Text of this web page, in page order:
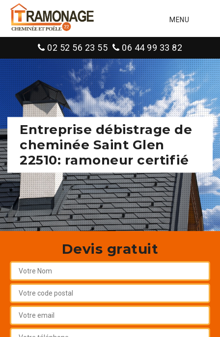
MENU
02 52 56 23 55 06 44 99 33 82
Entreprise débistrage de
cheminée Saint Glen
22510: ramoneur certifié
Devis gratuit